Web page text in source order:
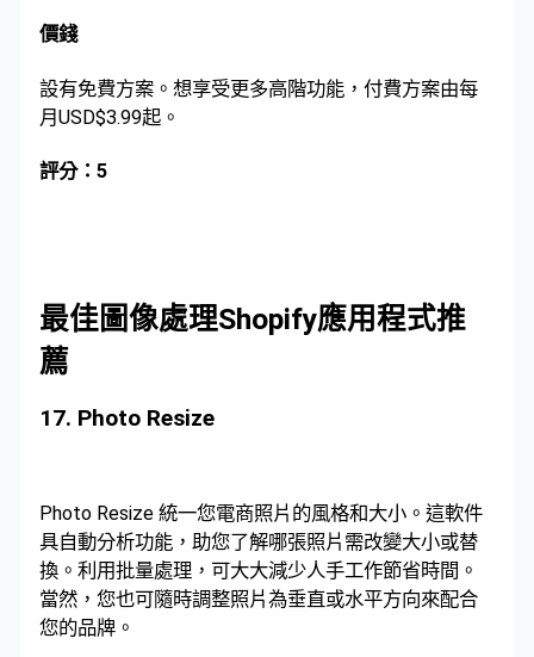
價錢
設有免費方案。想享受更多高階功能，付費方案由每
月USD$3.99起。
評分：5
最佳圖像處理Shopify應用程式推
薦
17. Photo Resize
Photo Resize 統一您電商照片的風格和大小。這軟件
具自動分析功能，助您了解哪張照片需改變大小或替
換。利用批量處理，可大大減少人手工作節省時間。
當然，您也可隨時調整照片為垂直或水平方向來配合
您的品牌。